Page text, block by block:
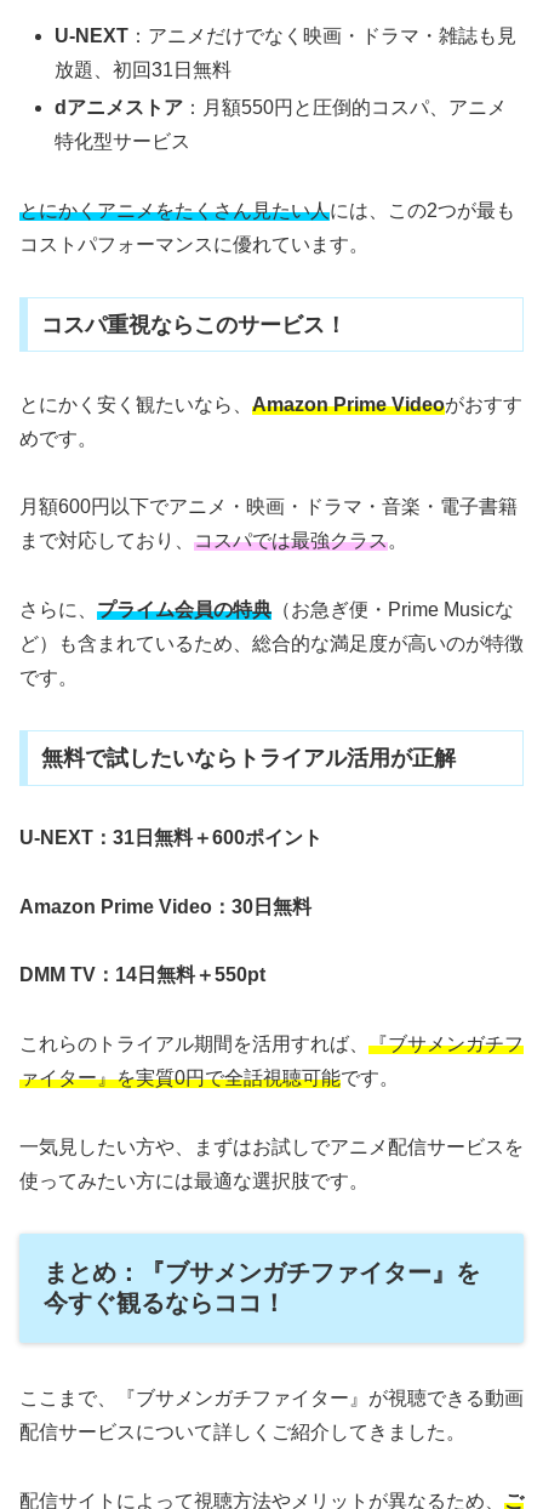
U-NEXT ：アニメだけでなく映画・ドラマ・雑誌も見
放題、初回31日無料
dアニメストア ：月額550円と圧倒的コスパ、アニメ
特化型サービス
とにかくアニメをたくさん見たい人には、この2つが最も
コストパフォーマンスに優れています。
コスパ重視ならこのサービス！
とにかく安く観たいなら、 Amazon Prime Videoがおすす
めです。
月額600円以下でアニメ・映画・ドラマ・音楽・電子書籍
まで対応しており、 コスパでは最強クラス。
さらに、 プライム会員の特典 （お急ぎ便・Prime Musicな
ど）も含まれているため、総合的な満足度が高いのが特徴
です。
無料で試したいならトライアル活用が正解
U-NEXT：31日無料＋600ポイント
Amazon Prime Video：30日無料
DMM TV：14日無料＋550pt
これらのトライアル期間を活用すれば、 『ブサメンガチフ
ァイター』を実質0円で全話視聴可能です。
一気見したい方や、まずはお試しでアニメ配信サービスを
使ってみたい方には最適な選択肢です。
まとめ：『ブサメンガチファイター』を
今すぐ観るならココ！
ここまで、『ブサメンガチファイター』が視聴できる動画
配信サービスについて詳しくご紹介してきました。
配信サイトによって視聴方法やメリットが異なるため、 ご